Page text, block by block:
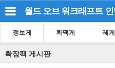
월드 오브 워크래프트
정보게 확팩게 레게
확장팩 게시판